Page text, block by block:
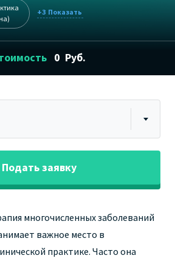
+3
0 Руб.
Подать заявку
многочисленных заболеваний
важное место в
практике. Часто она